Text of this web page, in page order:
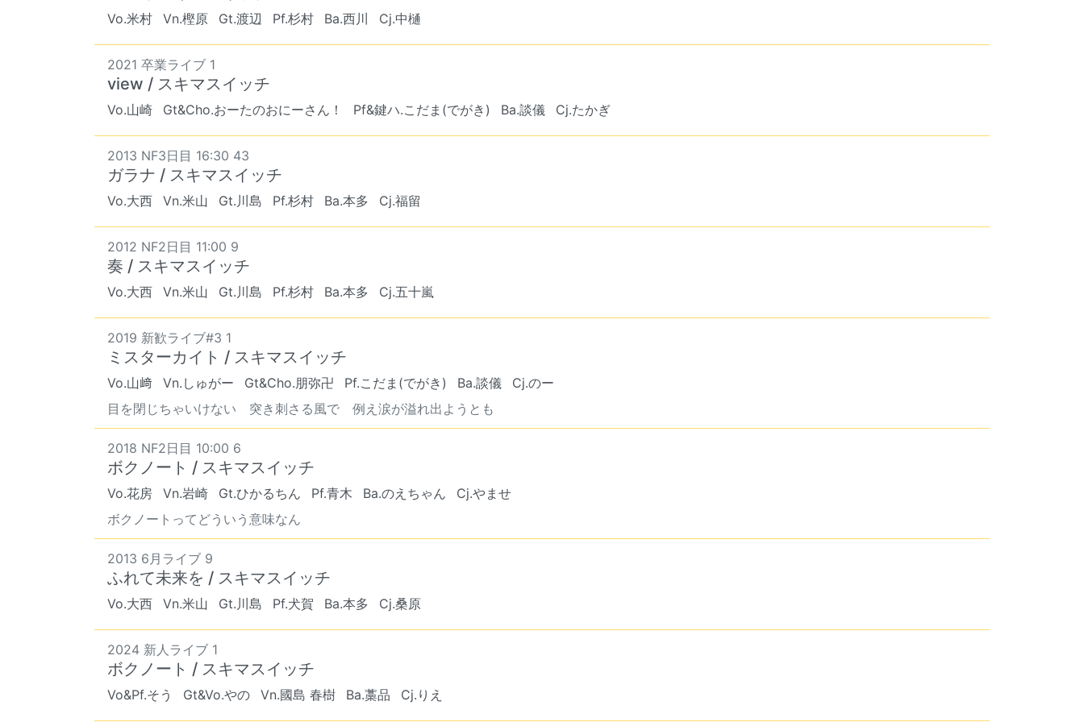
Vo.米村 Vn.樫原 Gt.渡辺 Pf.杉村 Ba.西川 Cj.中樋
2021 卒業ライブ 1
view / スキマスイッチ
Vo.山崎 Gt&Cho.おーたのおにーさん！ Pf&鍵ハ.こだま(でがき) Ba.談儀 Cj.たかぎ
2013 NF3日目 16:30 43
ガラナ / スキマスイッチ
Vo.大西 Vn.米山 Gt.川島 Pf.杉村 Ba.本多 Cj.福留
2012 NF2日目 11:00 9
奏 / スキマスイッチ
Vo.大西 Vn.米山 Gt.川島 Pf.杉村 Ba.本多 Cj.五十嵐
2019 新歓ライブ#3 1
ミスターカイト / スキマスイッチ
Vo.山﨑 Vn.しゅがー Gt&Cho.朋弥卍 Pf.こだま(でがき) Ba.談儀
Cj.のー
目を閉じちゃいけない 突き刺さる風で 例え涙が溢れ出ようとも
2018 NF2日目 10:00 6
ボクノート / スキマスイッチ
Vo.花房 Vn.岩崎 Gt.ひかるちん Pf.青木 Ba.のえちゃん
Cj.やませ
ボクノートってどういう意味なん
2013 6月ライブ 9
ふれて未来を / スキマスイッチ
Vo.大西 Vn.米山 Gt.川島 Pf.犬賀 Ba.本多 Cj.桑原
2024 新人ライブ 1
ボクノート / スキマスイッチ
Vo&Pf.そう Gt&Vo.やの Vn.國島 春樹 Ba.藁品 Cj.りえ